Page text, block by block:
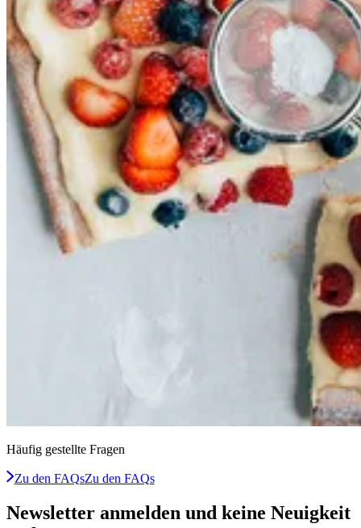
Häufig gestellte Fragen
Zu den FAQsZu den FAQs
Newsletter anmelden und keine Neuigkeit